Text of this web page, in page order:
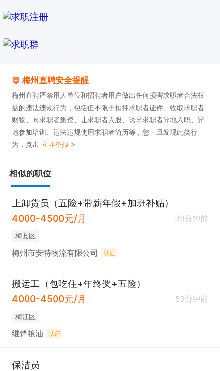
梅州直聘安全提醒
梅州直聘严禁用人单位和招聘者用户做出任何损害求职者合法权
益的违法违规行为，包括但不限于扣押求职者证件、收取求职者
财物、向求职者集资、让求职者入股、诱导求职者异地入职、异
地参加培训、违法违规使用求职者简历等，您一旦发现此类行
为，点击 立即举报 >
相似的职位
上卸货员（五险+带薪年假+加班补贴）
4000-4500元/月
39分钟前
梅县区
梅州市安特物流有限公司 认证
搬运工（包吃住+年终奖+五险）
4000-4500元/月
53分钟前
梅江区
继锋粮油 认证
保洁员